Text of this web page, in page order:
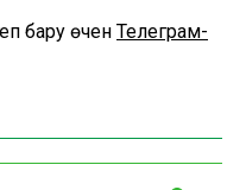
бару өчен Телеграм-